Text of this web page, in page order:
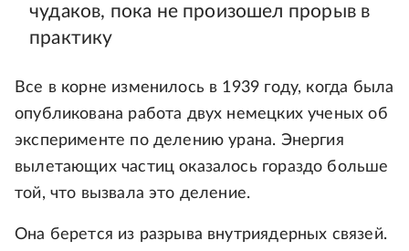
чудаков, пока не произошел прорыв в
практику
Все в корне изменилось в 1939 году, когда была
опубликована работа двух немецких ученых об
эксперименте по делению урана. Энергия
вылетающих частиц оказалось гораздо больше
той, что вызвала это деление.
Она берется из разрыва внутриядерных связей.